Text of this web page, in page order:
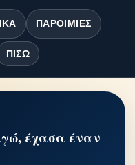
ΠΑΡΟΙΜΊΕΣ
ΠΊΣΩ
έχασα έναν